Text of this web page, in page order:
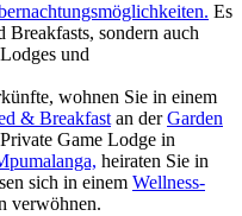
Es
sondern auch
und
wohnen Sie in einem
& Breakfast an derGarden
Game Lodge in
heiraten Sie in
sich in einem Wellness-
verwöhnen.